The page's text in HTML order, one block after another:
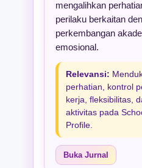
mengalihkan
perilaku berkaitan
perkembangan
emosional.
Relevansi:
perhatian, kontrol
kerja, fleksibilitas,
aktivitas pada
Profile.
Buka Jurnal